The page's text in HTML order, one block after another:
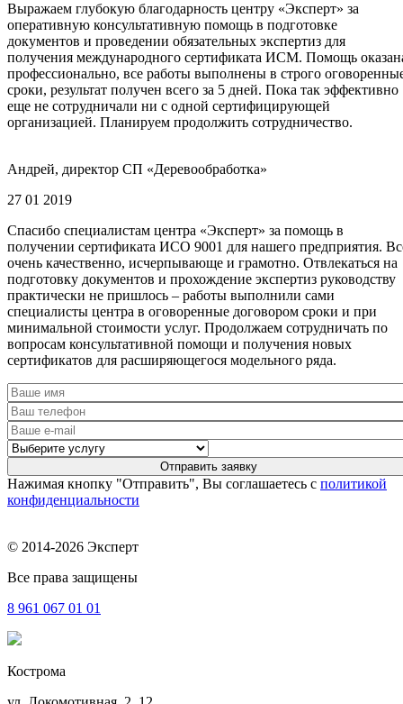
Выражаем глубокую благодарность центру «Эксперт» за
оперативную консультативную помощь в подготовке
документов и проведении обязательных экспертиз для
получения международного сертификата ИСМ. Помощь
профессионально, все работы выполнены в строго
сроки, результат получен всего за 5 дней. Пока так эффективно
еще не сотрудничали ни с одной сертифицирующей
организацией. Планируем продолжить сотрудничество.
Андрей, директор СП «Деревообработка»
27 01 2019
Спасибо специалистам центра «Эксперт» за помощь в
получении сертификата ИСО 9001 для нашего предприятия.
очень качественно, исчерпывающе и грамотно. Отвлекаться на
подготовку документов и прохождение экспертиз руководству
практически не пришлось – работы выполнили сами
специалисты центра в оговоренные договором сроки и при
минимальной стоимости услуг. Продолжаем сотрудничать по
вопросам консультативной помощи и получения новых
сертификатов для расширяющегося модельного ряда.
Нажимая кнопку "Отправить", Вы соглашаетесь с политикой
конфиденциальности
© 2014-2026 Эксперт
Все права защищены
8 961 067 01 01
Кострома